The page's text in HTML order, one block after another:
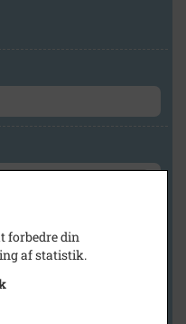
forbedre din
af statistik.